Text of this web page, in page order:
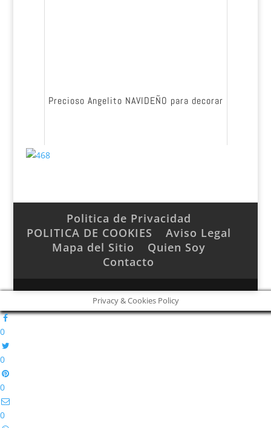
Precioso Angelito NAVIDEÑO para decorar
Politica de Privacidad
POLITICA DE COOKIES
Aviso Legal
Mapa del Sitio
Quien Soy
Contacto
Privacy & Cookies Policy
0
0
0
0